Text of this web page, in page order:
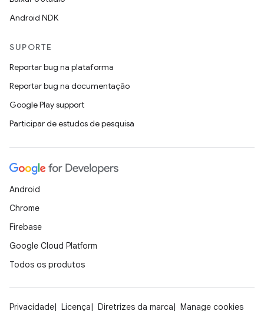
Android NDK
SUPORTE
Reportar bug na plataforma
Reportar bug na documentação
Google Play support
Participar de estudos de pesquisa
Android
Chrome
Firebase
Google Cloud Platform
Todos os produtos
Privacidade Licença Diretrizes da marca Manage cookies